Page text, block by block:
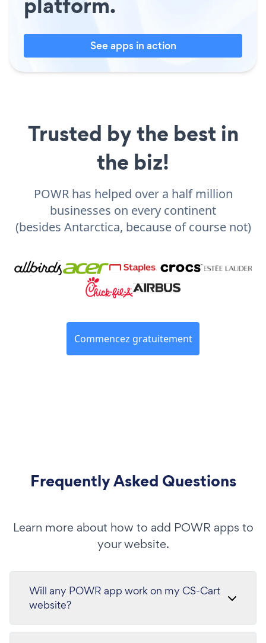
See apps in action
Trusted by the best in
the biz!
POWR has helped over a half million
businesses on every continent
(besides Antarctica, because of course not)
Commencez gratuitement
Frequently Asked Questions
Learn more about how to add POWR apps to
your website.
Will any POWR app work on my CS-Cart
website?